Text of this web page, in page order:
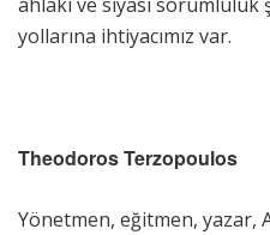
yollarına ihtiyacımız var.
Theodoros Terzopoulos
Yönetmen, eğitmen, yazar,